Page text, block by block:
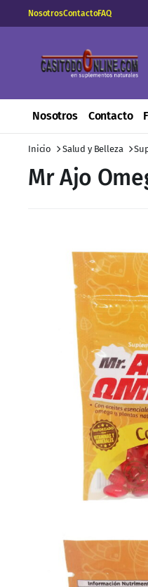
NosotrosContactoFAQ
Nosotros Contacto
Inicio Salud y Belleza
Mr Ajo